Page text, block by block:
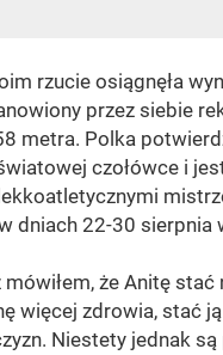
rzucie osiągnęła
przez siebie
metra. Polka
czołówce i
dniach 22-30 sierpnia
że Anitę stać
więcej zdrowia, stać
Niestety jednak są